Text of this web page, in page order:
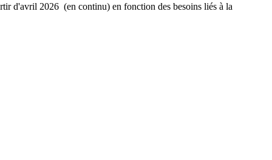
d'avril 2026 (en continu) en fonction des besoins liés à la